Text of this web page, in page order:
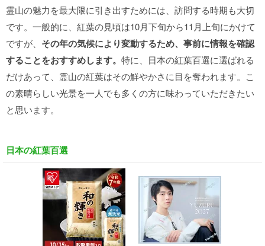
霊山の魅力を最大限に引き出すためには、訪問する時期も大切
です。一般的に、紅葉の見頃は10月下旬から11月上旬にかけて
ですが、 その年の気候により変動するため、事前に情報を確認
することをおすすめします。 特に、日本の紅葉百選に選ばれる
だけあって、霊山の紅葉はその鮮やかさに目を奪われます。こ
の素晴らしい光景を一人でも多くの方に味わっていただきたい
と思います。
日本の紅葉百選